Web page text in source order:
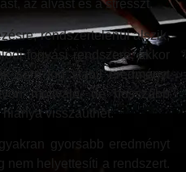
az alvást és a stresszt.
rendszertelenül alszik,
fogyási rendszere, akkor
sem fog stabil eredményt
motiváló, de hosszabb
visszaüthet.
gyorsabb eredményt
nem helyettesíti a rendszert.